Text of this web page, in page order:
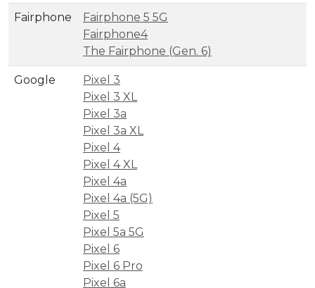
Fairphone
Fairphone 5 5G
Fairphone4
The Fairphone (Gen. 6)
Google
Pixel 3
Pixel 3 XL
Pixel 3a
Pixel 3a XL
Pixel 4
Pixel 4 XL
Pixel 4a
Pixel 4a (5G)
Pixel 5
Pixel 5a 5G
Pixel 6
Pixel 6 Pro
Pixel 6a